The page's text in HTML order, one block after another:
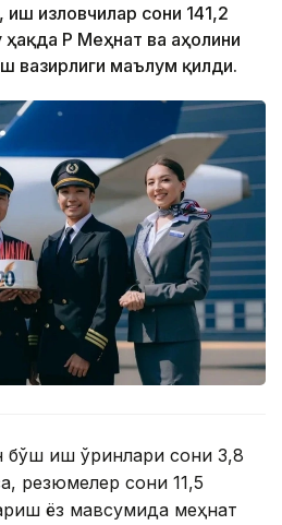
иш изловчилар сони 141,2
ҚР Меҳнат ва аҳолини
вазирлиги маълум қилди.
бўш иш ўринлари сони 3,8
резюмелер сони 11,5
ёз мавсумида меҳнат